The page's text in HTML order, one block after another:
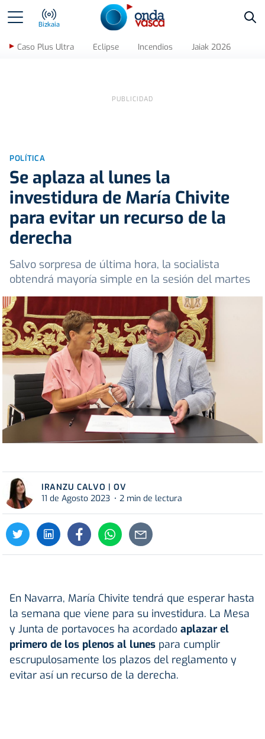
Bizkaia
Caso Plus Ultra Eclipse Incendios Jaiak 2026
POLÍTICA
Se aplaza al lunes la
investidura de María Chivite
para evitar un recurso de la
derecha
Salvo sorpresa de última hora, la socialista
obtendrá mayoría simple en la sesión del martes
IRANZU CALVO | OV
11 de Agosto 2023
2 min de lectura
En Navarra, María Chivite tendrá que esperar hasta
la semana que viene para su investidura. La Mesa
y Junta de portavoces ha acordado aplazar el
primero de los plenos al lunes para cumplir
escrupulosamente los plazos del reglamento y
evitar así un recurso de la derecha.